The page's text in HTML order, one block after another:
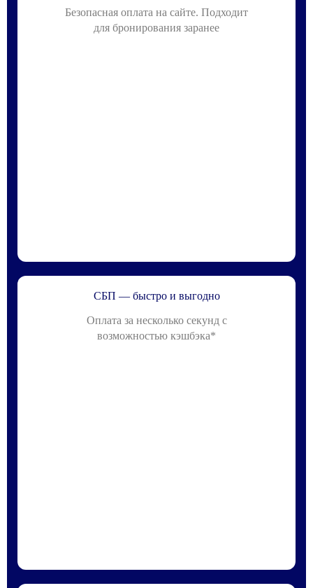
Безопасная оплата на сайте. Подходит
для бронирования заранее
СБП — быстро и выгодно
Оплата за несколько секунд с
возможностью кэшбэка*